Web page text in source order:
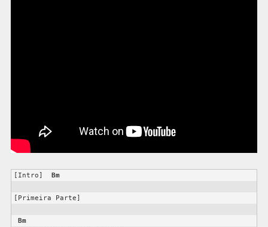
[Intro] Bm
[Primeira Parte]
Bm